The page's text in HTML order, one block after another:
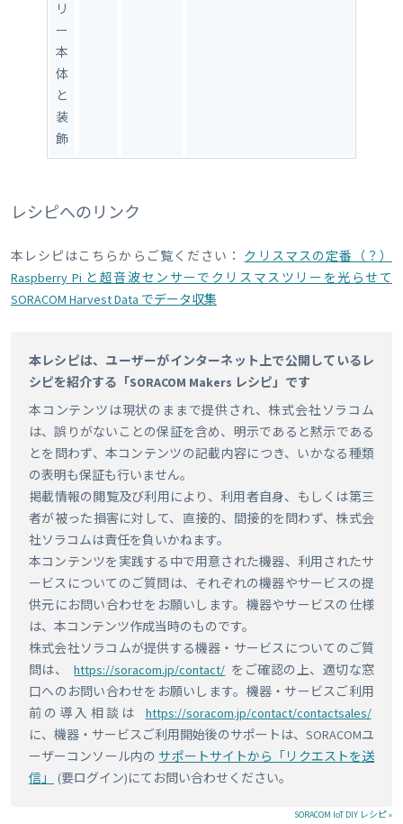
リ
ー
本
体
と
装
飾
レシピへのリンク
本レシピはこちらからご覧ください：
クリスマスの定番（？）
Raspberry Pi と超音波センサーでクリスマスツリーを光らせて
SORACOM Harvest Data でデータ収集
本レシピは、ユーザーがインターネット上で公開しているレ
シピを紹介する「SORACOM Makers レシピ」です
本コンテンツは現状のままで提供され、株式会社ソラコム
は、誤りがないことの保証を含め、明示であると黙示である
とを問わず、本コンテンツの記載内容につき、いかなる種類
の表明も保証も行いません。
掲載情報の閲覧及び利用により、利用者自身、もしくは第三
者が被った損害に対して、直接的、間接的を問わず、株式会
社ソラコムは責任を負いかねます。
本コンテンツを実践する中で用意された機器、利用されたサ
ービスについてのご質問は、それぞれの機器やサービスの提
供元にお問い合わせをお願いします。機器やサービスの仕様
は、本コンテンツ作成当時のものです。
株式会社ソラコムが提供する機器・サービスについてのご質
問は、
https://soracom.jp/contact/ をご確認の上、適切な窓
口へのお問い合わせをお願いします。機器・サービスご利用
前の導入相談は
https://soracom.jp/contact/contactsales/
に、機器・サービスご利用開始後のサポートは、SORACOMユ
ーザーコンソール内の サポートサイトから「リクエストを送
信」
(要ログイン)にてお問い合わせください。
SORACOM IoT DIY レシピ »